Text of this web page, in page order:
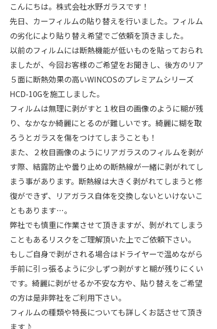
こんにちは。株式会社水野ガラスです！
先日、カーフィルムの貼り替えを行いました。フィルム
の劣化により貼り替え希望でご依頼を頂きました。
以前のフィルムには断熱機能が低いものを貼っておられ
ましたが、今回お客様のご希望をお聞きし、後方のリア
５面に断熱効果の高いWINCOSのプレミアムシリーズ
HCD-10Gを施工しました。
フィルムは無理に剥がすと１枚目の画像のように糊が残
り、なかなか綺麗にとるのが難しいです。綺麗に糊を取
ろうとガラスを傷をつけてしまうことも！
また、２枚目画像のようにリアガラスのフィルムを剥が
す際、結露防止や曇り止めの断熱線が一緒に剥がれてし
まう事があります。断熱線は大きく剥がれてしまうと修
復ができず、リアガラス自体を交換しないといけないこ
ともあります…。
弊社でも慎重に作業させて頂きますが、剝がれてしまう
こともあるリスクをご理解頂いた上でご依頼下さい。
もしご自身で剥がされる場合はドライヤーで温めながら
手前に引っ張るように少しずつ剥がすと糊が残りにくい
です。綺麗に剥がせるか不安な方や、貼り替えをご希望
の方は是非弊社をご利用下さい。
フィルムの種類や特長についても詳しくお話させて頂き